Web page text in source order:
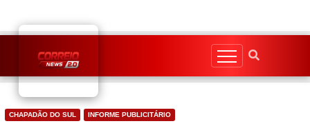
content
CHAPADÃO DO SUL INFORME PUBLICITÁRIO